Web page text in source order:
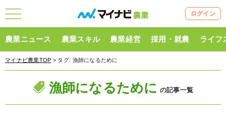
ログイン
農業ニュース 農業スキル 農業経営 採用・就農 ライフ
マイナビ農業TOP > タグ: 漁師になるために
漁師になるために の記事一覧